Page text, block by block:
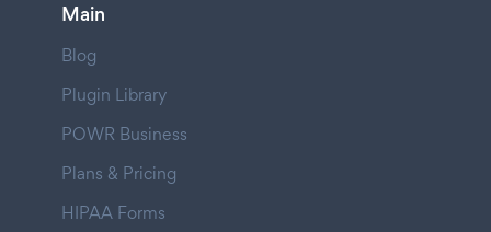
Main
Blog
Plugin Library
POWR Business
Plans & Pricing
HIPAA Forms